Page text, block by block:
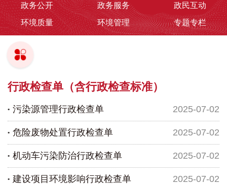
政务公开 政务服务
政民互动
环境质量
环境管理 专题专栏
行政检查单（含行政检查标准）
2025-07-02
污染源管理行政检查单
2025-07-02
危险废物处置行政检查单
2025-07-02
机动车污染防治行政检查单
2025-07-02
建设项目环境影响行政检查单